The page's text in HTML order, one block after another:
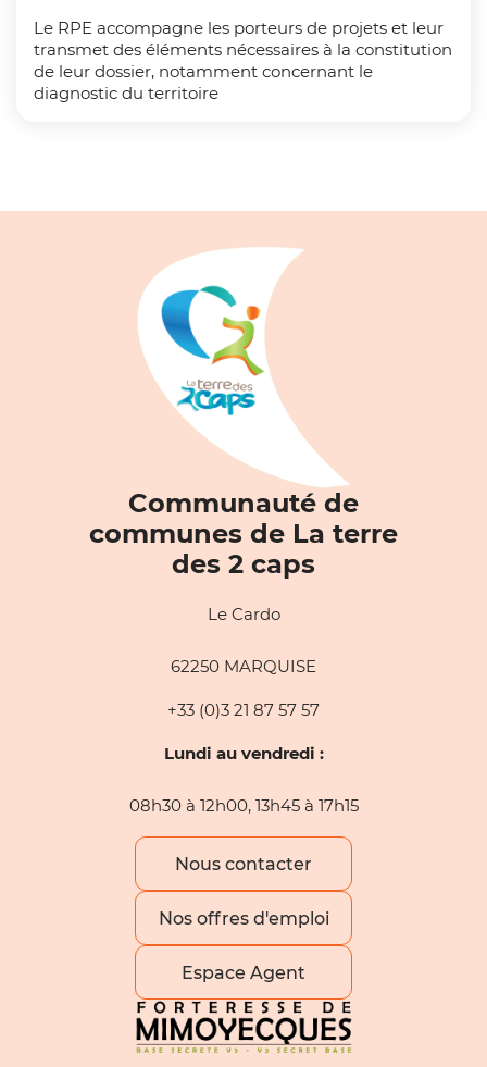
Le RPE accompagne les porteurs de projets et leur
transmet des éléments nécessaires à la constitution
de leur dossier, notamment concernant le
diagnostic du territoire
Communauté de
communes de La terre
des 2 caps
Le Cardo
62250 MARQUISE
+33 (0)3 21 87 57 57
Lundi au vendredi :
08h30 à 12h00, 13h45 à 17h15
Nous contacter
Nos offres d'emploi
Espace Agent